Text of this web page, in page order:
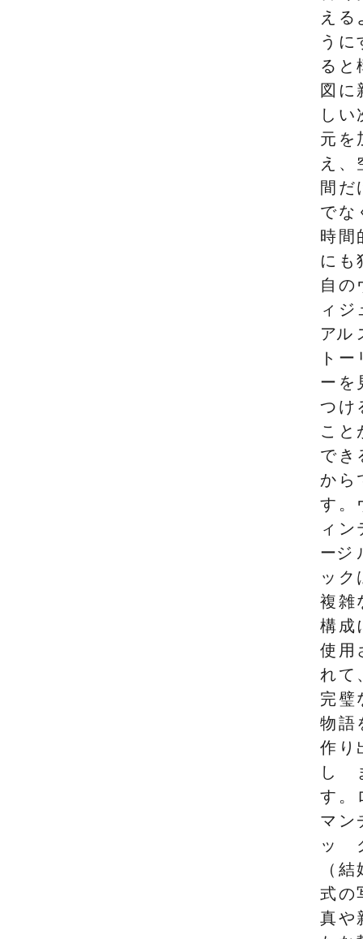
える
うに
ると
図に
しい
元を
え、
間だ
でな
時間
にも
自の
ィジ
アル
トー
ーを
つけ
こと
でき
から
す。
ィン
ージ
ック
複雑
構成
使用
れて
完璧
物語
作り
し
す。
マン
ッ
（結
式の
真や